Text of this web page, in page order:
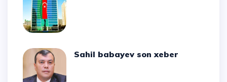
Sahil babayev son xeber